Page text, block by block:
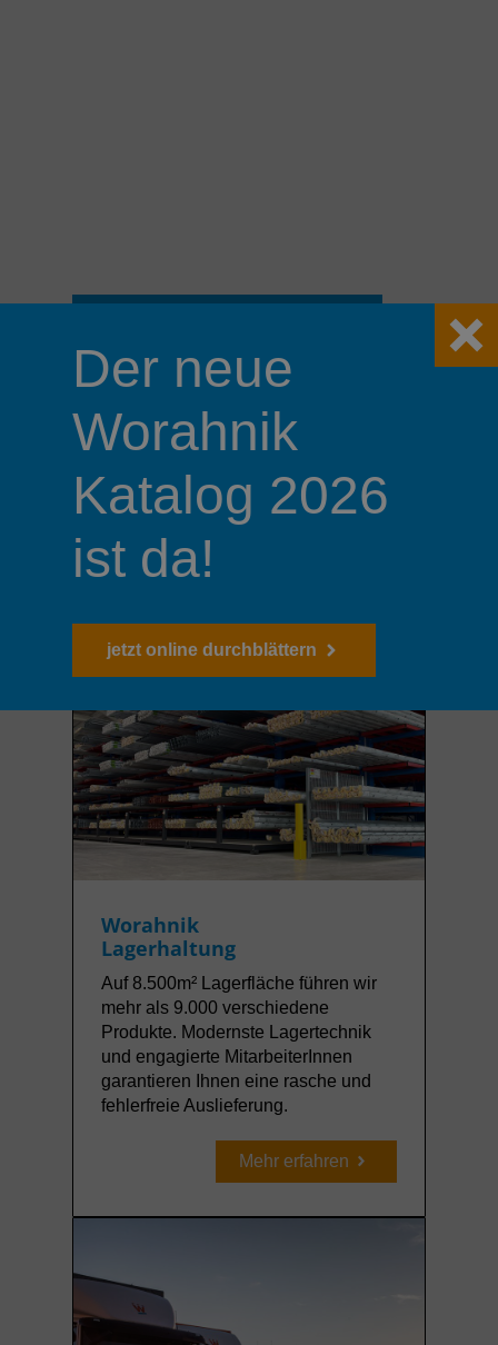
Bestes Kundenservice hat bei uns höchste
Priorität. In der Logistik beginnt das mit einer
umfangreichen Lagerhaltung und setzt sich
über eine zuverlässige und
Worahnik
Lagerhaltung
Auf 8.500m² Lagerfläche führen wir
mehr als 9.000 verschiedene
Produkte. Modernste Lagertechnik
und engagierte MitarbeiterInnen
garantieren Ihnen eine rasche und
fehlerfreie Auslieferung.
Mehr erfahren
Der neue
Worahnik
Katalog 2026
ist da!
jetzt online durchblättern